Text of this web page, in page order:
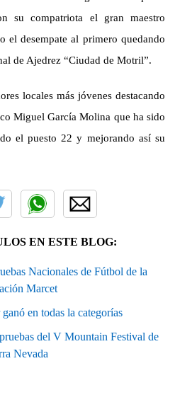
su compatriota el gran maestro
el desempate al primero quedando
de Ajedrez “Ciudad de Motril”.
locales más jóvenes destacando
Miguel García Molina que ha sido
el puesto 22 y mejorando así su
EN ESTE BLOG:
Nacionales de Fútbol de la
Marcet
en todas la categorías
del V Mountain Festival de
Nevada